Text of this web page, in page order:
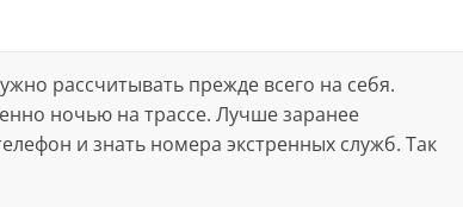
рассчитывать прежде всего на себя.
ночью на трассе. Лучше заранее
и знать номера экстренных служб. Так